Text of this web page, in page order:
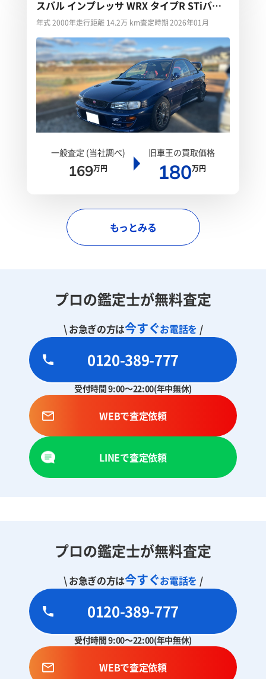
スバル インプレッサ WRX タイプR STiバー
ジョンVI
年式 2000年走行距離 14.2万 km査定時期 2026年01月
一般査定 (当社調べ)
169万円
旧車王の買取価格
180万円
もっとみる
プロの鑑定士が無料査定
\ お急ぎの方は今すぐお電話を /
0120-389-777
受付時間 9:00～22:00(年中無休)
WEBで査定依頼
LINEで査定依頼
プロの鑑定士が無料査定
\ お急ぎの方は今すぐお電話を /
0120-389-777
受付時間 9:00～22:00(年中無休)
WEBで査定依頼